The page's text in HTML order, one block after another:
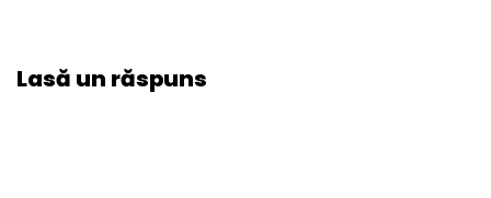
Lasă un răspuns